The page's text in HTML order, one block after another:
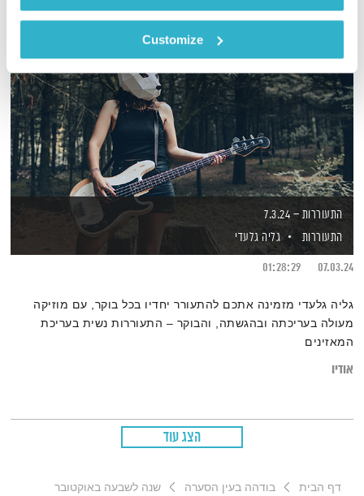
Customize
התעוררות – 7.3.24
התעוררות
גליה גלעדי
07.03.24
01:28:29
גליה גלעדי מזמינה אתכם להתעורר יחדיו בכל בוקר, עם מוזיקה
מעולה בעריכתה ובהגשתה, והבוקר – התעוררות נשית בעריכת
המאזינים
אודיו
הצג עוד
דף הבית בודהה בעין הסערה שנה לשבעה באוקטובר